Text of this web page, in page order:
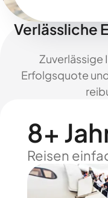
Verlässliche
Zuverlässige
Erfolgsquote
8+
Reisen